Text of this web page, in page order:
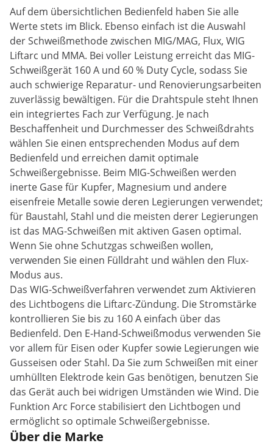
Auf dem übersichtlichen Bedienfeld haben Sie alle
Werte stets im Blick. Ebenso einfach ist die Auswahl
der Schweißmethode zwischen MIG/MAG, Flux, WIG
Liftarc und MMA. Bei voller Leistung erreicht das MIG-
Schweißgerät 160 A und 60 % Duty Cycle, sodass Sie
auch schwierige Reparatur- und Renovierungsarbeiten
zuverlässig bewältigen. Für die Drahtspule steht Ihnen
ein integriertes Fach zur Verfügung. Je nach
Beschaffenheit und Durchmesser des Schweißdrahts
wählen Sie einen entsprechenden Modus auf dem
Bedienfeld und erreichen damit optimale
Schweißergebnisse. Beim MIG-Schweißen werden
inerte Gase für Kupfer, Magnesium und andere
eisenfreie Metalle sowie deren Legierungen verwendet;
für Baustahl, Stahl und die meisten derer Legierungen
ist das MAG-Schweißen mit aktiven Gasen optimal.
Wenn Sie ohne Schutzgas schweißen wollen,
verwenden Sie einen Fülldraht und wählen den Flux-
Modus aus.
Das WIG-Schweißverfahren verwendet zum Aktivieren
des Lichtbogens die Liftarc-Zündung. Die Stromstärke
kontrollieren Sie bis zu 160 A einfach über das
Bedienfeld. Den E-Hand-Schweißmodus verwenden Sie
vor allem für Eisen oder Kupfer sowie Legierungen wie
Gusseisen oder Stahl. Da Sie zum Schweißen mit einer
umhüllten Elektrode kein Gas benötigen, benutzen Sie
das Gerät auch bei widrigen Umständen wie Wind. Die
Funktion Arc Force stabilisiert den Lichtbogen und
ermöglicht so optimale Schweißergebnisse.
Über die Marke